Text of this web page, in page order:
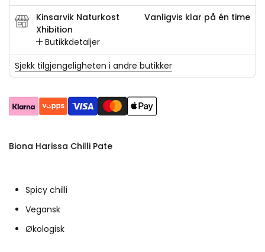
Kinsarvik Naturkost
Xhibition
Butikkdetaljer
Vanligvis klar på én time
Sjekk tilgjengeligheten i andre butikker
Biona Harissa Chilli Pate
Spicy chilli
Vegansk
Økologisk